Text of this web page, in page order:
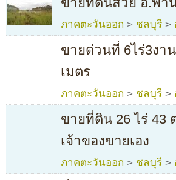
ภาคตะวันออก > ชลบุรี >
ขายด่วนที่ 6ไร่3งา
เมตร
ภาคตะวันออก > ชลบุรี >
ขายที่ดิน 26 ไร่ 43
เจ้าของขายเอง
ภาคตะวันออก > ชลบุรี >